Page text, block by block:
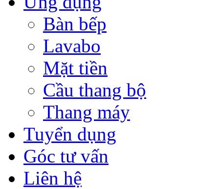
Bàn bếp
Lavabo
Mặt tiền
Cầu thang bộ
Thang máy
Tuyển dụng
Góc tư vấn
Liên hệ